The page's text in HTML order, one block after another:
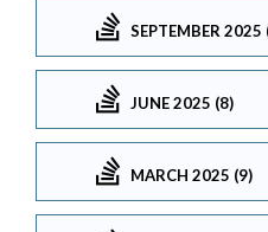
SEPTEMBER 2025
JUNE 2025 (8)
MARCH 2025 (9)